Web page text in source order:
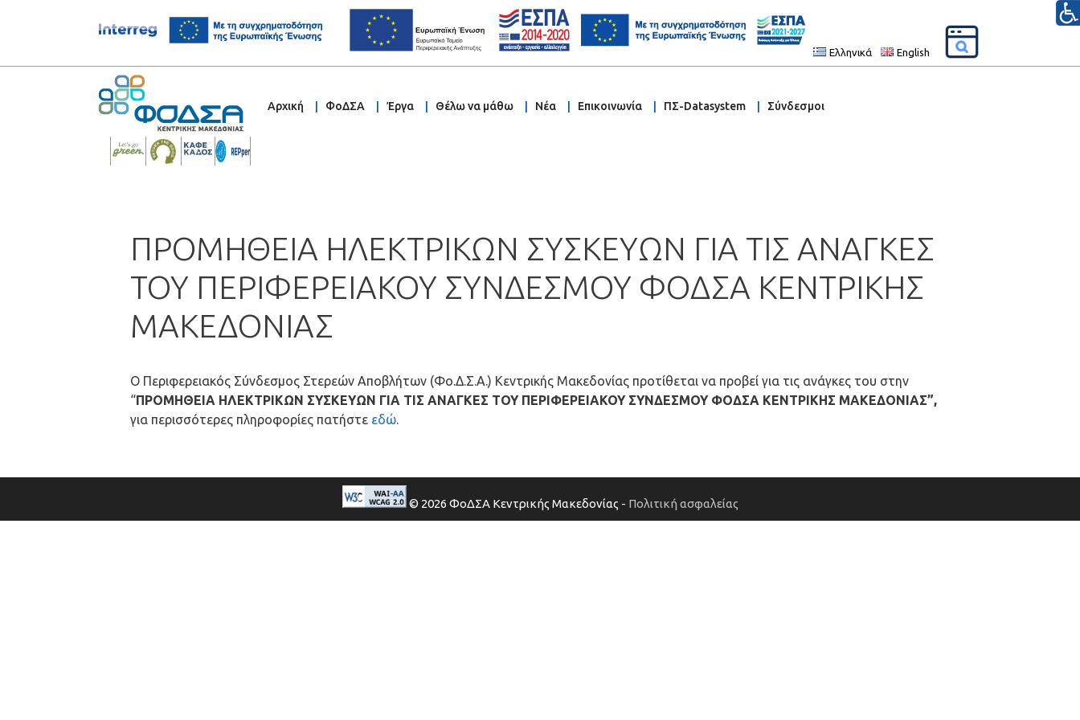
Ελληνικά English
Αρχική ΦοΔΣΑ Έργα Θέλω να μάθω Νέα Επικοινωνία ΠΣ-Datasystem Σύνδεσμοι
ΠΡΟΜΗΘΕΙΑ ΗΛΕΚΤΡΙΚΩΝ ΣΥΣΚΕΥΩΝ ΓΙΑ ΤΙΣ ΑΝΑΓΚΕΣ
ΤΟΥ ΠΕΡΙΦΕΡΕΙΑΚΟΥ ΣΥΝΔΕΣΜΟΥ ΦΟΔΣΑ ΚΕΝΤΡΙΚΗΣ
ΜΑΚΕΔΟΝΙΑΣ
Ο Περιφερειακός Σύνδεσμος Στερεών Αποβλήτων (Φο.Δ.Σ.Α.) Κεντρικής Μακεδονίας προτίθεται να προβεί για τις ανάγκες του στην
“ΠΡΟΜΗΘΕΙΑ ΗΛΕΚΤΡΙΚΩΝ ΣΥΣΚΕΥΩΝ ΓΙΑ ΤΙΣ ΑΝΑΓΚΕΣ ΤΟΥ ΠΕΡΙΦΕΡΕΙΑΚΟΥ ΣΥΝΔΕΣΜΟΥ ΦΟΔΣΑ ΚΕΝΤΡΙΚΗΣ ΜΑΚΕΔΟΝΙΑΣ”,
για περισσότερες πληροφορίες πατήστε εδώ.
© 2026 ΦοΔΣΑ Κεντρικής Μακεδονίας - Πολιτική ασφαλείας